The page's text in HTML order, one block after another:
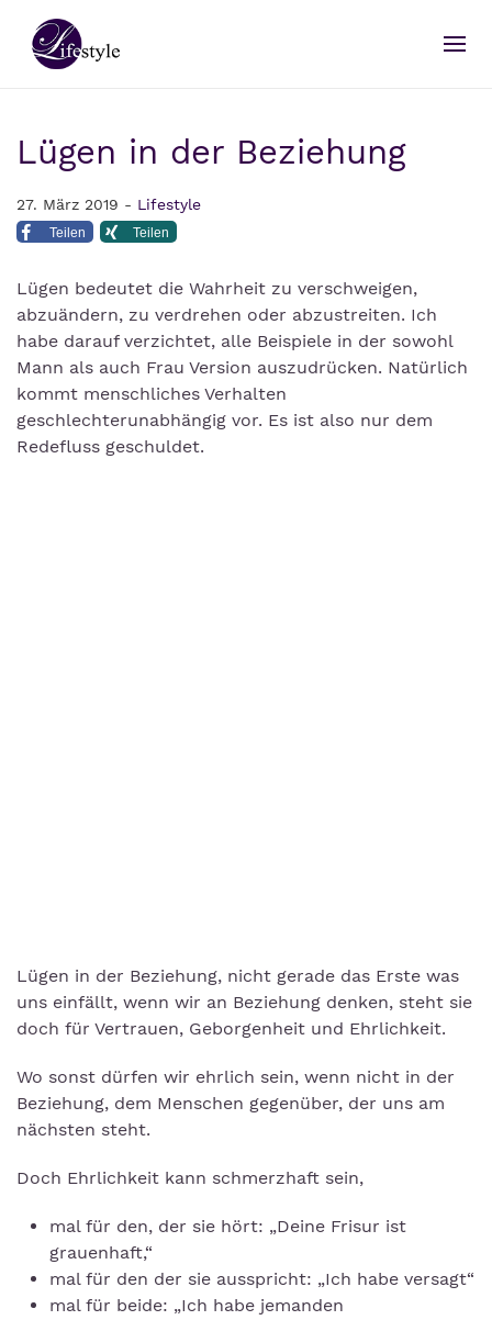
Lügen in der Beziehung
27. März 2019 - Lifestyle
Teilen Teilen
Lügen bedeutet die Wahrheit zu verschweigen,
abzuändern, zu verdrehen oder abzustreiten. Ich
habe darauf verzichtet, alle Beispiele in der sowohl
Mann als auch Frau Version auszudrücken. Natürlich
kommt menschliches Verhalten
geschlechterunabhängig vor. Es ist also nur dem
Redefluss geschuldet.
Lügen in der Beziehung, nicht gerade das Erste was
uns einfällt, wenn wir an Beziehung denken, steht sie
doch für Vertrauen, Geborgenheit und Ehrlichkeit.
Wo sonst dürfen wir ehrlich sein, wenn nicht in der
Beziehung, dem Menschen gegenüber, der uns am
nächsten steht.
Doch Ehrlichkeit kann schmerzhaft sein,
mal für den, der sie hört: „Deine Frisur ist
grauenhaft,“
mal für den der sie ausspricht: „Ich habe versagt“
mal für beide: „Ich habe jemanden